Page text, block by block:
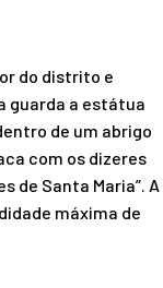
do distrito e
guarda a estátua
de um abrigo
com os dizeres
de Santa Maria”. A
máxima de